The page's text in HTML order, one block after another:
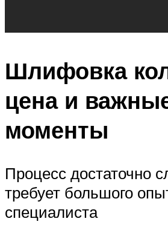
Шлифовка
цена и
моменты
Процесс достаточно
требует большого
специалиста